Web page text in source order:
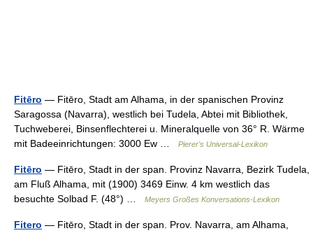
Fitēro — Fitēro, Stadt am Alhama, in der spanischen Provinz
Saragossa (Navarra), westlich bei Tudela, Abtei mit Bibliothek,
Tuchweberei, Binsenflechterei u. Mineralquelle von 36° R. Wärme
mit Badeeinrichtungen: 3000 Ew …
Pierer's Universal-Lexikon
Fitēro — Fitēro, Stadt in der span. Provinz Navarra, Bezirk Tudela,
am Fluß Alhama, mit (1900) 3469 Einw. 4 km westlich das
besuchte Solbad F. (48°) …
Meyers Großes Konversations-Lexikon
Fitero — Fitēro, Stadt in der span. Prov. Navarra, am Alhama,